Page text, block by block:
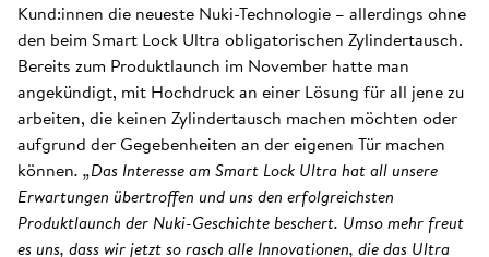
Kund:innen die neueste Nuki-Technologie – allerdings ohne
den beim Smart Lock Ultra obligatorischen Zylindertausch.
Bereits zum Produktlaunch im November hatte man
angekündigt, mit Hochdruck an einer Lösung für all jene zu
arbeiten, die keinen Zylindertausch machen möchten oder
aufgrund der Gegebenheiten an der eigenen Tür machen
können. „Das Interesse am Smart Lock Ultra hat all unsere
Erwartungen übertroffen und uns den erfolgreichsten
Produktlaunch der Nuki-Geschichte beschert. Umso mehr freut
es uns, dass wir jetzt so rasch alle Innovationen, die das Ultra